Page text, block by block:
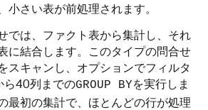
小さい表が前処理されます。
では、ファクト表から集計し、それ
に結合します。このタイプの問合せ
スキャンし、オプションでフィルタ
ら40列までのGROUP BYを実行しま
最初の集計で、ほとんどの行が処理